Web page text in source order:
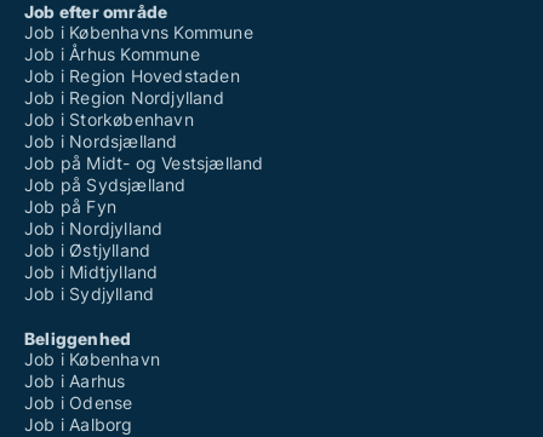
Job efter område
Job i Københavns Kommune
Job i Århus Kommune
Job i Region Hovedstaden
Job i Region Nordjylland
Job i Storkøbenhavn
Job i Nordsjælland
Job på Midt- og Vestsjælland
Job på Sydsjælland
Job på Fyn
Job i Nordjylland
Job i Østjylland
Job i Midtjylland
Job i Sydjylland
Beliggenhed
Job i København
Job i Aarhus
Job i Odense
Job i Aalborg